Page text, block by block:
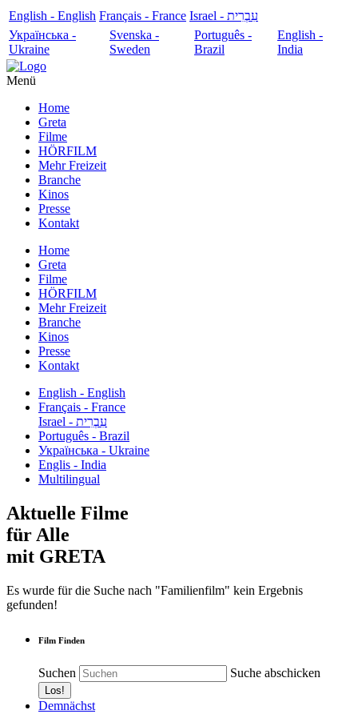
English - English Français - France
עִבְרִית - Israel
Українська -
Ukraine
Svenska -
Sweden
Português -
Brazil
English -
India
Menü
Home
Greta
Filme
HÖRFILM
Mehr Freizeit
Branche
Kinos
Presse
Kontakt
Home
Greta
Filme
HÖRFILM
Mehr Freizeit
Branche
Kinos
Presse
Kontakt
English - English
Français - France
עִבְרִית - Israel
Português - Brazil
Українська - Ukraine
Englis - India
Multilingual
Aktuelle Filme
für Alle
mit GRETA
Es wurde für die Suche nach "Familienfilm" kein Ergebnis
gefunden!
Film Finden
Suchen Suche abschicken
Demnächst